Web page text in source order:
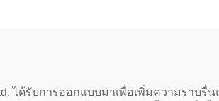
ได้รับการออกแบบมาเพื่อเพิ่มความราบรื่